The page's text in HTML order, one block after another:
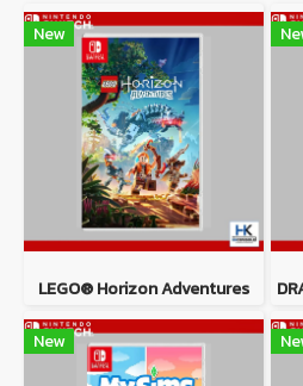
New
LEGO® Horizon Adventures
New